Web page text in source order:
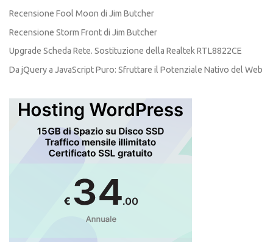
Recensione Fool Moon di Jim Butcher
Recensione Storm Front di Jim Butcher
Upgrade Scheda Rete. Sostituzione della Realtek RTL8822CE
Da jQuery a JavaScript Puro: Sfruttare il Potenziale Nativo del Web